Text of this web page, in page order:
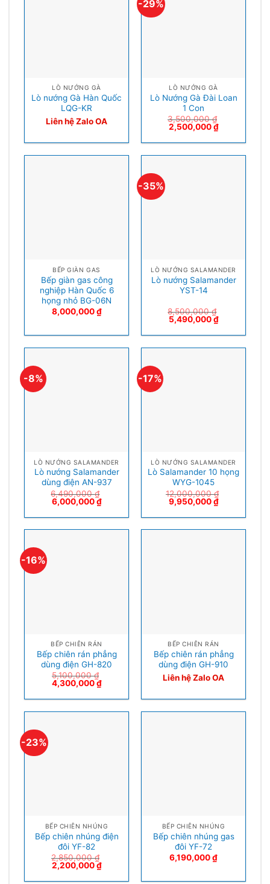
LÒ NƯỚNG GÀ
Lò nướng Gà Hàn Quốc
LQG-KR
Liên hệ Zalo OA
-29%
LÒ NƯỚNG GÀ
Lò Nướng Gà Đài Loan
1 Con
3,500,000₫
2,500,000₫
BẾP GIÀN GAS
Bếp giàn gas công
nghiệp Hàn Quốc 6
họng nhỏ BG-06N
8,000,000₫
-35%
LÒ NƯỚNG SALAMANDER
Lò nướng Salamander
YST-14
8,500,000₫
5,490,000₫
-8%
LÒ NƯỚNG SALAMANDER
Lò nướng Salamander
dùng điện AN-937
6,490,000₫
6,000,000₫
-17%
LÒ NƯỚNG SALAMANDER
Lò Salamander 10 họng
WYG-1045
12,000,000₫
9,950,000₫
-16%
BẾP CHIÊN RÁN
Bếp chiên rán phẳng
dùng điện GH-820
5,100,000₫
4,300,000₫
BẾP CHIÊN RÁN
Bếp chiên rán phẳng
dùng điện GH-910
Liên hệ Zalo OA
-23%
BẾP CHIÊN NHÚNG
Bếp chiên nhúng điện
đôi YF-82
2,850,000₫
2,200,000₫
BẾP CHIÊN NHÚNG
Bếp chiên nhúng gas
đôi YF-72
6,190,000₫